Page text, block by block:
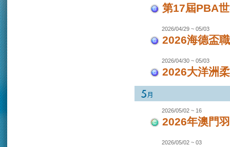
第17屆PBA
2026/04/29 ~ 05/03
2026海德盃
2026/04/30 ~ 05/03
2026大洋洲
2026/05/02 ~ 16
2026年澳門
2026/05/02 ~ 03